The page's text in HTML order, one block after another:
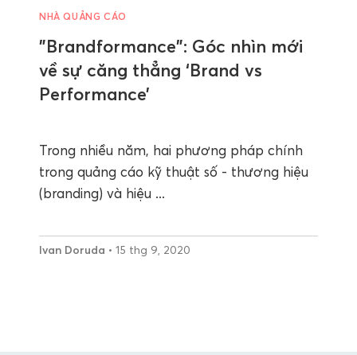
NHÀ QUẢNG CÁO
"Brandformance": Góc nhìn mới
về sự căng thẳng ‘Brand vs
Performance’
Trong nhiều năm, hai phương pháp chính
trong quảng cáo kỹ thuật số - thương hiệu
(branding) và hiệu ...
Ivan Doruda • 15 thg 9, 2020